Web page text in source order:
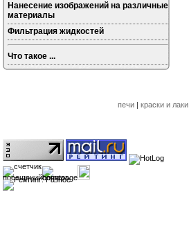
Нанесение изображений на различные
материалы
Фильтрация жидкостей
Что такое ...
печи | краски и лаки